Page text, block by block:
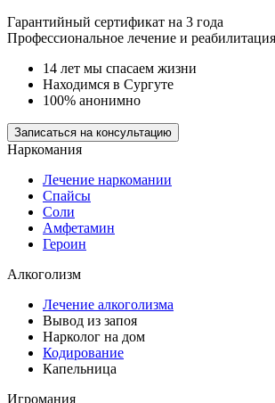
Гарантийный сертификат на 3 года
Профессиональное лечение и
14 лет мы спасаем жизни
Находимся в Сургуте
100% анонимно
Записаться на консультацию
Наркомания
Лечение наркомании
Спайсы
Соли
Амфетамин
Героин
Алкоголизм
Лечение алкоголизма
Вывод из запоя
Нарколог на дом
Кодирование
Капельница
Игромания